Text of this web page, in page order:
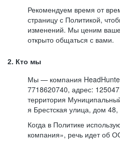
Рекомендуем время от
страницу с Политикой,
изменений. Мы ценим
открыто общаться с вами.
2. Кто мы
Мы — компания
7718620740, адрес:
территория
я Брестская улица, дом
Когда в Политике
компания», речь идет об